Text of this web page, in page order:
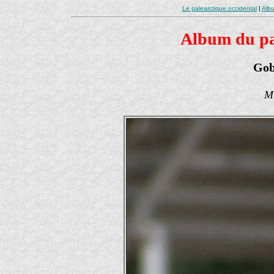
Le palearctique occidental|
Album du